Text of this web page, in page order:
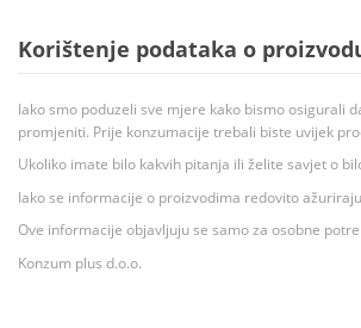
Korištenje podataka o
Iako smo poduzeli sve mjere kako bismo osigurali
promjeniti. Prije konzumacije trebali biste uvijek
Ukoliko imate bilo kakvih pitanja ili želite savjet o
Iako se informacije o proizvodima redovito
Ove informacije objavljuju se samo za osobne
Konzum plus d.o.o.